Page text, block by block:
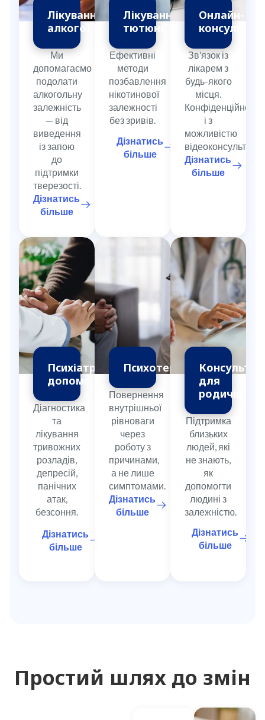
Лікування
алкоголізму
Ми
допомагаємо
подолати
алкогольну
залежність
— від
виведення
із запою
до
підтримки
тверезості.
Дізнатись
більше
Лікування
тютюнопаління
Ефективні
методи
позбавлення
нікотинової
залежності
без зривів.
Дізнатись
більше
Онлайн-
Зв’язок із
лікарем з
будь-якого
місця.
Конфіденційно
і з
можливістю
відеоконсультації.
Дізнатись
більше
Психіатрична
допомога
Діагностика
та
лікування
тривожних
розладів,
депресій,
панічних
атак,
безсоння.
Дізнатись
більше
Психотерапія
Повернення
внутрішньої
рівноваги
через
роботу з
причинами,
а не лише
симптомами.
Дізнатись
більше
для
родичів
Підтримка
близьких
людей, які
не знають,
як
допомогти
людині з
залежністю.
Дізнатись
більше
Простий шлях до змін